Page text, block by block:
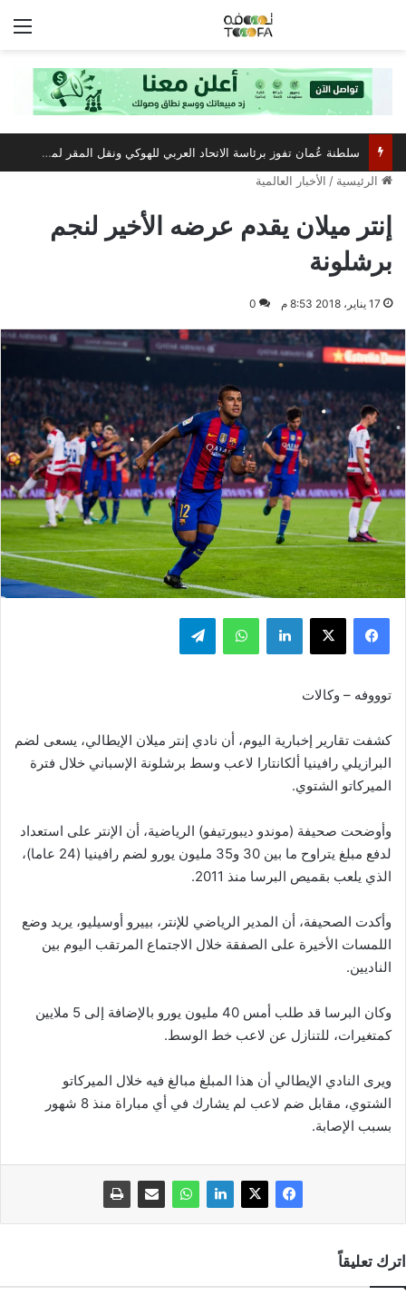
سلطنة عُمان تفوز برئاسة الاتحاد العربي للهوكي ونقل المقر لمسقط
الرئيسية / الأخبار العالمية
إنتر ميلان يقدم عرضه الأخير لنجم
برشلونة
17 يناير، 2018 8:53 م 0
فيسبوك ‫X لينكدإن واتساب تيلقرام
توووفه – وكالات
كشفت تقارير إخبارية اليوم، أن نادي إنتر ميلان الإيطالي، يسعى لضم
البرازيلي رافينيا ألكانتارا لاعب وسط برشلونة الإسباني خلال فترة
الميركاتو الشتوي.
وأوضحت صحيفة (موندو ديبورتيفو) الرياضية، أن الإنتر على استعداد
لدفع مبلغ يتراوح ما بين 30 و35 مليون يورو لضم رافينيا (24 عاما)،
الذي يلعب بقميص البرسا منذ 2011.
وأكدت الصحيفة، أن المدير الرياضي للإنتر، بييرو أوسيليو، يريد وضع
اللمسات الأخيرة على الصفقة خلال الاجتماع المرتقب اليوم بين
الناديين.
وكان البرسا قد طلب أمس 40 مليون يورو بالإضافة إلى 5 ملايين
كمتغيرات، للتنازل عن لاعب خط الوسط.
ويرى النادي الإيطالي أن هذا المبلغ مبالغ فيه خلال الميركاتو
الشتوي، مقابل ضم لاعب لم يشارك في أي مباراة منذ 8 شهور
بسبب الإصابة.
اترك تعليقاً